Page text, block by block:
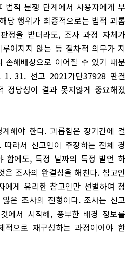
법적 분쟁 단계에서 사용자에게 부
당 행위가 최종적으로는 법적 괴롭
정을 받더라도, 조사 과정 자체가
어지지 않는 등 절차적 의무가 지
손해배상으로 이어질 수 있기 때문
1. 31. 선고 2021가단37928 판결
정당성이 결과 못지않게 중요해졌
해야 한다. 괴롭힘은 장기간에 걸
라서 신고인이 주장하는 전체 경
함에도, 특정 날짜의 특정 발언 하
은 조사의 완결성을 해친다. 참고인
에게 유리한 참고인만 선별하여 청
은 조사의 전형이다. 조사는 신고
에서 시작해, 풍부한 배경 정보를
적으로 재구성하는 과정이어야 한